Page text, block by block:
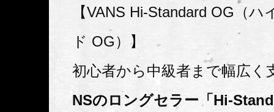
【VANS Hi-Standard OG（
ド OG）】
初心者から中級者まで幅広く
NSのロングセラー「Hi-